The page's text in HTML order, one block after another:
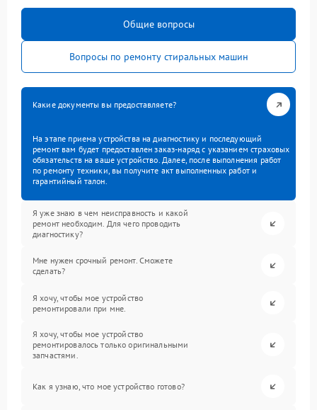
Общие вопросы
Вопросы по ремонту стиральных машин
Какие документы вы предоставляете?
На этапе приема устройства на диагностику и последующий
ремонт вам будет предоставлен заказ-наряд с указанием страховых
обязательств на ваше устройство. Далее, после выполнения работ
по ремонту техники, вы получите акт выполненных работ и
гарантийный талон.
Я уже знаю в чем неисправность и какой
ремонт необходим. Для чего проводить
диагностику?
Мне нужен срочный ремонт. Сможете
сделать?
Я хочу, чтобы мое устройство
ремонтировали при мне.
Я хочу, чтобы мое устройство
ремонтировалось только оригинальными
запчастями.
Как я узнаю, что мое устройство готово?